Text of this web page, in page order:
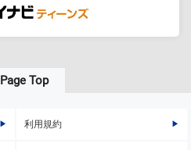
Page Top
利用規約